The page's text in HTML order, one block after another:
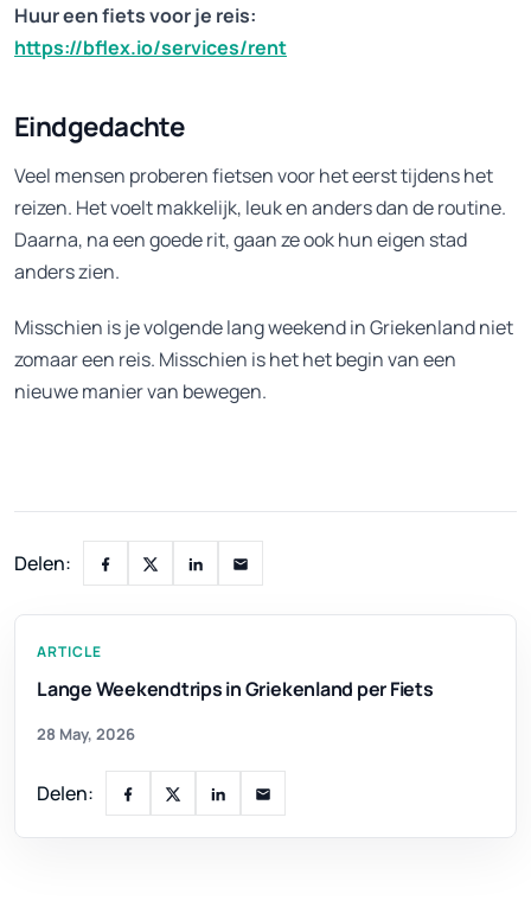
Huur een fiets voor je reis:
https://bflex.io/services/rent
Eindgedachte
Veel mensen proberen fietsen voor het eerst tijdens het
reizen. Het voelt makkelijk, leuk en anders dan de routine.
Daarna, na een goede rit, gaan ze ook hun eigen stad
anders zien.
Misschien is je volgende lang weekend in Griekenland niet
zomaar een reis. Misschien is het het begin van een
nieuwe manier van bewegen.
Delen:
ARTICLE
Lange Weekendtrips in Griekenland per Fiets
28 May, 2026
Delen: